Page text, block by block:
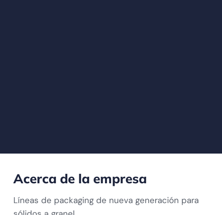
Acerca de la empresa
Líneas de packaging de nueva generación para